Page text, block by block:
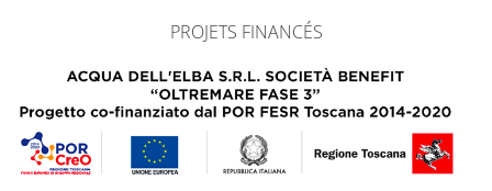
PROJETS FINANCÉS